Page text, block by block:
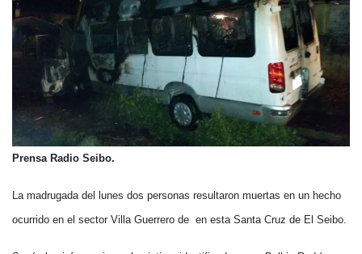
Prensa Radio Seibo.
La madrugada del lunes dos personas resultaron muertas en un hecho
ocurrido en el sector Villa Guerrero de en esta Santa Cruz de El Seibo.